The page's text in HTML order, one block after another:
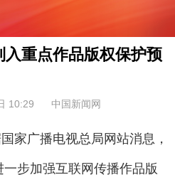
重点作品版权保护预
10:29 中国新闻网
广播电视总局网站消息，
步加强互联网传播作品版